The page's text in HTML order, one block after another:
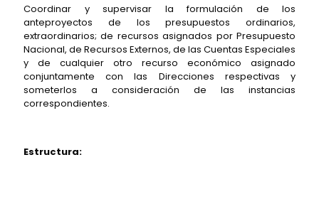
Coordinar y supervisar la formulación de los
anteproyectos de los presupuestos ordinarios,
extraordinarios; de recursos asignados por Presupuesto
Nacional, de Recursos Externos, de las Cuentas Especiales
y de cualquier otro recurso económico asignado
conjuntamente con las Direcciones respectivas y
someterlos a consideración de las instancias
correspondientes.
Estructura: